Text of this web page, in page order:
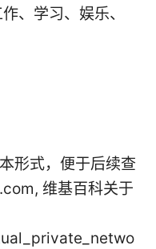
、学习、娱乐、
形式，便于后续查
维基百科关于